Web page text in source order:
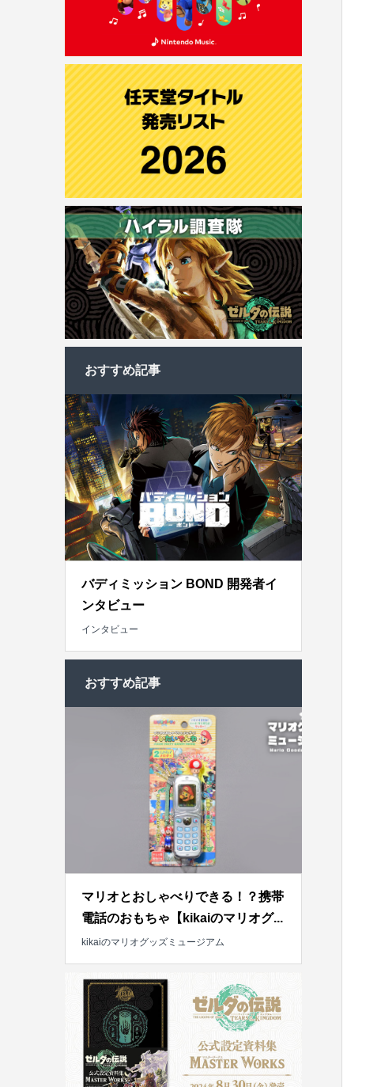
おすすめ記事
バディミッション BOND 開発者イ
ンタビュー
インタビュー
おすすめ記事
マリオとおしゃべりできる！？携帯
電話のおもちゃ【kikaiのマリオグ...
kikaiのマリオグッズミュージアム